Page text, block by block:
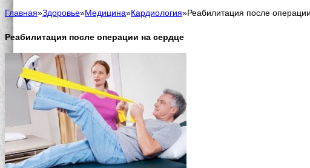
Главная»Здоровье»Медицина»Кардиология»Реабилитация после
Реабилитация после операции на сердце